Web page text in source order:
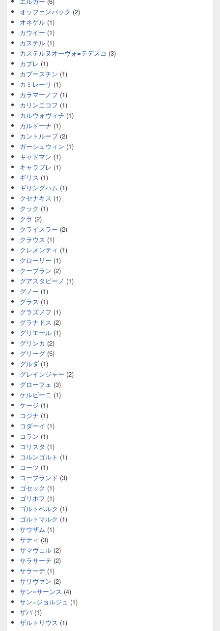
オッフェンバック (2)
オネゲル (1)
カウイー (1)
カステル (1)
カステルヌオーヴォ=テデスコ (3)
カプレ (1)
カプースチン (1)
カミレーリ (1)
カラマーノフ (1)
カリンニコフ (1)
カルウォヴィチ (1)
カルドーナ (1)
カントルーブ (2)
ガーシュウィン (1)
キャドマン (1)
キャラブレ (1)
ギリス (1)
ギリングハム (1)
クセナキス (1)
クック (1)
クラ (2)
クライスラー (2)
クラウス (1)
クレメンティ (1)
クローリー (1)
クープラン (2)
グアスタビーノ (1)
グノー (1)
グラス (1)
グラズノフ (1)
グラナドス (2)
グリエール (1)
グリンカ (2)
グリーグ (5)
グルダ (1)
グレインジャー (2)
グローフェ (3)
ケルビーニ (1)
ケージ (1)
コジナ (1)
コダーイ (1)
コラン (1)
コリスタ (1)
コルンゴルト (1)
コーツ (1)
コープランド (3)
ゴセック (1)
ゴリホフ (1)
ゴルトベルク (1)
ゴルトマルク (1)
サウザム (1)
サティ (3)
サマヴェル (2)
サラサーテ (2)
サラーテ (1)
サリヴァン (2)
サン=サーンス (4)
サン=ジョルジュ (1)
ザバ(1)
ザルトリウス (1)